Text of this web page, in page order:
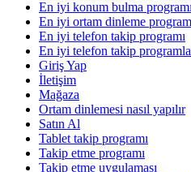
En iyi konum bulma programı
En iyi ortam dinleme
En iyi telefon takip programı
En iyi telefon takip
Giriş Yap
İletişim
Mağaza
Ortam dinlemesi nasıl yapılır
Satın Al
Tablet takip programı
Takip etme programı
Takip etme uygulaması